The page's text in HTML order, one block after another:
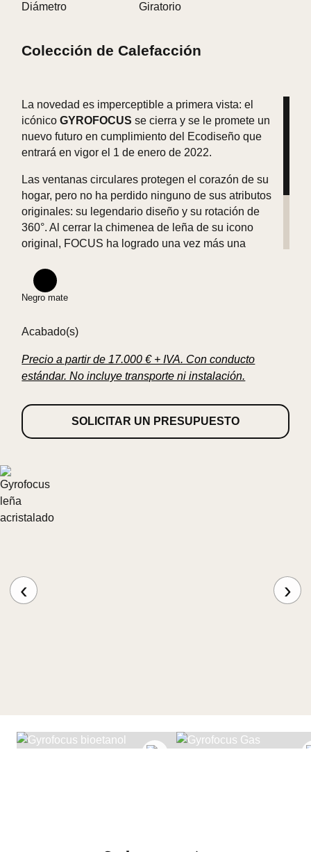
Diámetro Giratorio
Colección de Calefacción
La novedad es imperceptible a primera vista: el
icónicoGYROFOCUS se cierra y se le promete un
nuevo futuro en cumplimiento del Ecodiseño que
entrará en vigor el 1 de enero de 2022.
Las ventanas circulares protegen el corazón de su
hogar, pero no ha perdido ninguno de sus atributos
originales: su legendario diseño y su rotación de
360°. Al cerrar la chimenea de leña de su icono
original, FOCUS ha logrado una vez más una
Negro mate
Acabado(s)
Precio a partir de 17.000 € + IVA. Con conducto
estándar. No incluye transporte ni instalación.
SOLICITAR UN PRESUPUESTO
‹ ›